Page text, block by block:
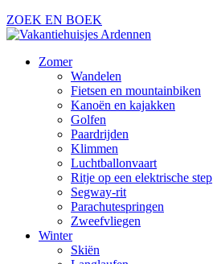
ZOEK EN BOEK
Zomer
Wandelen
Fietsen en mountainbiken
Kanoën en kajakken
Golfen
Paardrijden
Klimmen
Luchtballonvaart
Ritje op een elektrische step
Segway-rit
Parachutespringen
Zweefvliegen
Winter
Skiën